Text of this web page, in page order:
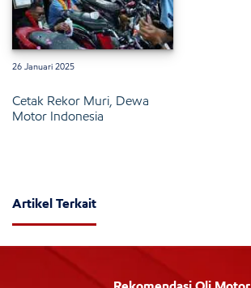
26 Januari 2025
Cetak Rekor Muri, Dewa
Motor Indonesia
Artikel Terkait